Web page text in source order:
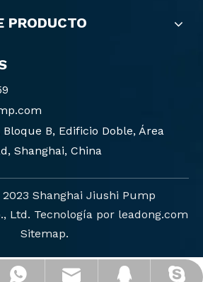
PRODUCTO
B, Edificio Doble, Área
Shanghai, China
+86-21-57635022
+86-18930647859
+86-18930647859
pump.com
2880151124
gatito-cixi
Shanghai Jiushi Pump
Ltd. Tecnología por leadong.com
Sitemap.